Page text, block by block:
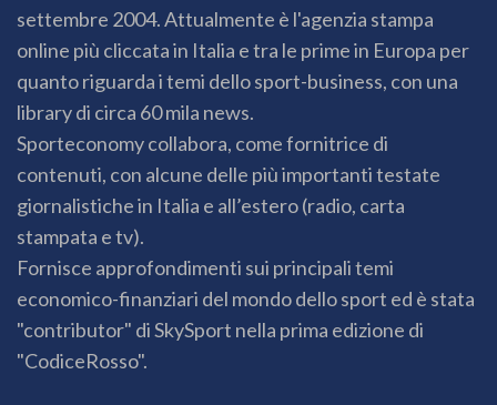
settembre 2004. Attualmente è l'agenzia stampa
online più cliccata in Italia e tra le prime in Europa per
quanto riguarda i temi dello sport-business, con una
library di circa 60 mila news.
Sporteconomy collabora, come fornitrice di
contenuti, con alcune delle più importanti testate
giornalistiche in Italia e all’estero (radio, carta
stampata e tv).
Fornisce approfondimenti sui principali temi
economico-finanziari del mondo dello sport ed è stata
"contributor" di SkySport nella prima edizione di
"CodiceRosso".